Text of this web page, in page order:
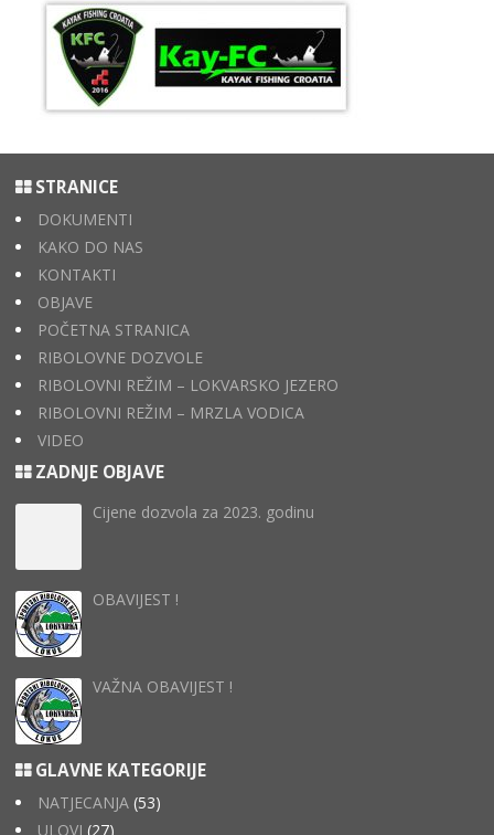
STRANICE
DOKUMENTI
KAKO DO NAS
KONTAKTI
OBJAVE
POČETNA STRANICA
RIBOLOVNE DOZVOLE
RIBOLOVNI REŽIM – LOKVARSKO JEZERO
RIBOLOVNI REŽIM – MRZLA VODICA
VIDEO
ZADNJE OBJAVE
Cijene dozvola za 2023. godinu
OBAVIJEST !
VAŽNA OBAVIJEST !
GLAVNE KATEGORIJE
NATJECANJA (53)
ULOVI (27)